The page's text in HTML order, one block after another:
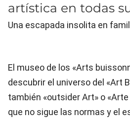
artística en todas
Una escapada insolita en
El museo de los «Arts
descubrir el universo del «Art
también «outsider Art» o
que no sigue las normas y el